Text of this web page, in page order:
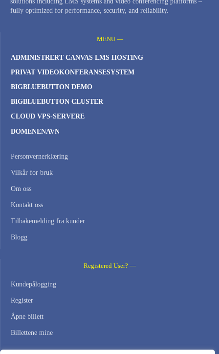
fully optimized for performance, security, and reliability.
MENU —
ADMINISTRERT CANVAS LMS HOSTING
PRIVAT VIDEOKONFERANSESYSTEM
BIGBLUEBUTTON DEMO
BIGBLUEBUTTON CLUSTER
CLOUD VPS-SERVERE
DOMENENAVN
Personvernerklæring
Vilkår for bruk
Om oss
Kontakt oss
Tilbakemelding fra kunder
Blogg
Registered User? —
Kundepålogging
Register
Åpne billett
Billettene mine